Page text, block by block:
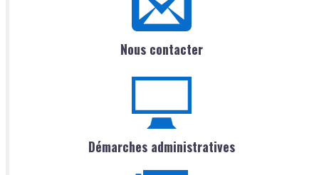
Nous contacter
Démarches administratives